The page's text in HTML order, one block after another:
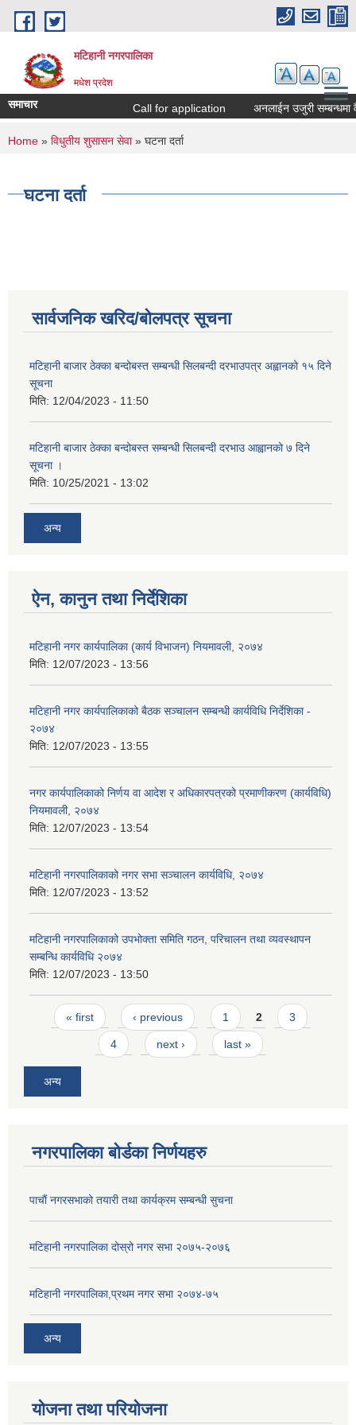
Skip to main content
मटिहानी नगरपालिका
मधेश प्रदेश
समाचार Call for application अनलाईन उजुरी सम्बन्धमा
You are here
Home » विधुतीय शुसासन सेवा» घटना दर्ता
घटना दर्ता
सार्वजनिक खरिद/बोलपत्र सूचना
मटिहानी बाजार ठेक्का बन्दोबस्त सम्बन्धी सिलबन्दी दरभाउपत्र अह्वानको १५ दिने
सूचना
मिति: 12/04/2023 - 11:50
मटिहानी बाजार ठेक्का बन्दोबस्त सम्बन्धी सिलबन्दी दरभाउ आह्वानको ७ दिने
सूचना ।
मिति: 10/25/2021 - 13:02
अन्य
ऐन, कानुन तथा निर्देशिका
मटिहानी नगर कार्यपालिका (कार्य विभाजन) नियमावली, २०७४
मिति: 12/07/2023 - 13:56
मटिहानी नगर कार्यपालिकाको बैठक सञ्चालन सम्बन्धी कार्यविधि निर्देशिका -
२०७४
मिति: 12/07/2023 - 13:55
नगर कार्यपालिकाको निर्णय वा आदेश र अधिकारपत्रको प्रमाणीकरण (कार्यविधि)
नियमावली, २०७४
मिति: 12/07/2023 - 13:54
मटिहानी नगरपालिकाको नगर सभा सञ्चालन कार्यविधि, २०७४
मिति: 12/07/2023 - 13:52
मटिहानी नगरपालिकाको उपभोक्ता समिति गठन, परिचालन तथा व्यवस्थापन
सम्बन्धि कार्यविधि २०७४
मिति: 12/07/2023 - 13:50
Pages
« first ‹ previous 1 2 3
4 next › last »
अन्य
नगरपालिका बोर्डका निर्णयहरु
पाचाैं नगरसभाको तयारी तथा कार्यक्रम सम्बन्धी सुचना
मटिहानी नगरपालिका दोस्रो नगर सभा २०७५-२०७६
मटिहानी नगरपालिका,प्रथम नगर सभा २०७४-७५
अन्य
योजना तथा परियोजना